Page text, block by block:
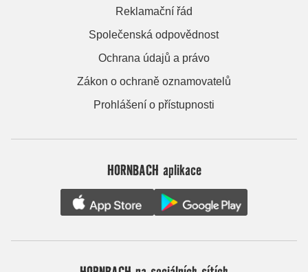
Reklamační řád
Společenská odpovědnost
Ochrana údajů a právo
Zákon o ochraně oznamovatelů
Prohlášení o přístupnosti
HORNBACH aplikace